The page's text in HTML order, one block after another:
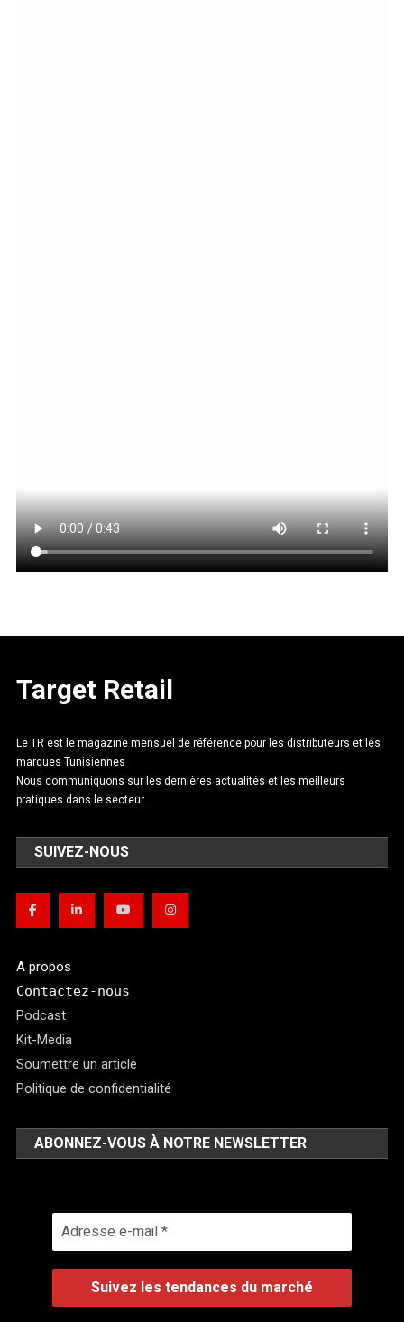
Target Retail
Le TR est le magazine mensuel de référence pour les distributeurs et les
marques Tunisiennes
Nous communiquons sur les dernières actualités et les meilleurs
pratiques dans le secteur.
SUIVEZ-NOUS
A propos
Contactez-nous
Podcast
Kit-Media
Soumettre un article
Politique de confidentialité
ABONNEZ-VOUS À NOTRE NEWSLETTER